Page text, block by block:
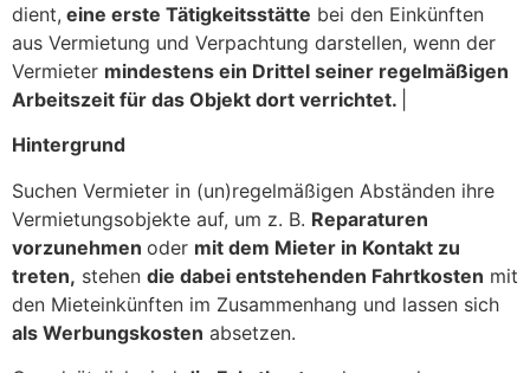
dient, eine erste Tätigkeitsstätte bei den Einkünften
aus Vermietung und Verpachtung darstellen, wenn der
Vermieter mindestens ein Drittel seiner regelmäßigen
Arbeitszeit für das Objekt dort verrichtet.
Hintergrund
Suchen Vermieter in (un)regelmäßigen Abständen ihre
Vermietungsobjekte auf, um z. B. Reparaturen
vorzunehmen oder mit dem Mieter in Kontakt zu
treten, stehen die dabei entstehenden Fahrtkosten mit
den Mieteinkünften im Zusammenhang und lassen sich
als Werbungskosten absetzen.